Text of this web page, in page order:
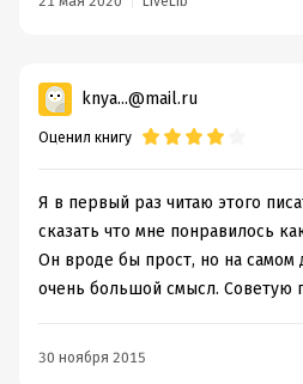
- О, мы все это
старый джентльмен, -
имеется огромный
прямым углом. В полях
красоты. Мы упразднили
мешала нашему
все и везде одинаково,
которое чем-либо
5 из 5
knya...@mail.ru
Оценил книгу
Я в первый раз читаю этого
сказать что мне понравилось
Он вроде бы прост, но на самом
очень большой смысл. Советую
30 ноября 2015